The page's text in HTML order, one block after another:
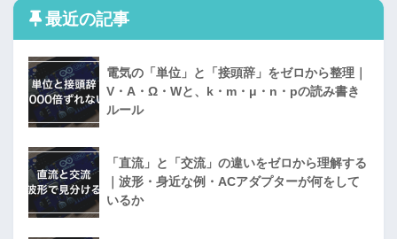
最近の記事
電気の「単位」と「接頭辞」をゼロから整理｜
V・A・Ω・Wと、k・m・μ・n・pの読み書き
ルール
「直流」と「交流」の違いをゼロから理解する
｜波形・身近な例・ACアダプターが何をして
いるか